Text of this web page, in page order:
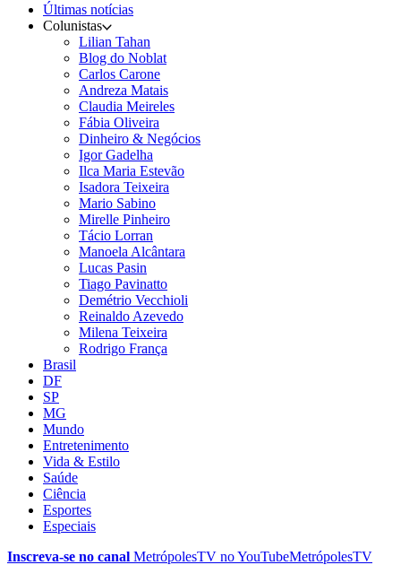
Últimas notícias
Colunistas
Lilian Tahan
Blog do Noblat
Carlos Carone
Andreza Matais
Claudia Meireles
Fábia Oliveira
Dinheiro & Negócios
Igor Gadelha
Ilca Maria Estevão
Isadora Teixeira
Mario Sabino
Mirelle Pinheiro
Tácio Lorran
Manoela Alcântara
Lucas Pasin
Tiago Pavinatto
Demétrio Vecchioli
Reinaldo Azevedo
Milena Teixeira
Rodrigo França
Brasil
DF
SP
MG
Mundo
Entretenimento
Vida & Estilo
Saúde
Ciência
Esportes
Especiais
Inscreva-se no canal MetrópolesTV noYouTubeMetrópolesTV